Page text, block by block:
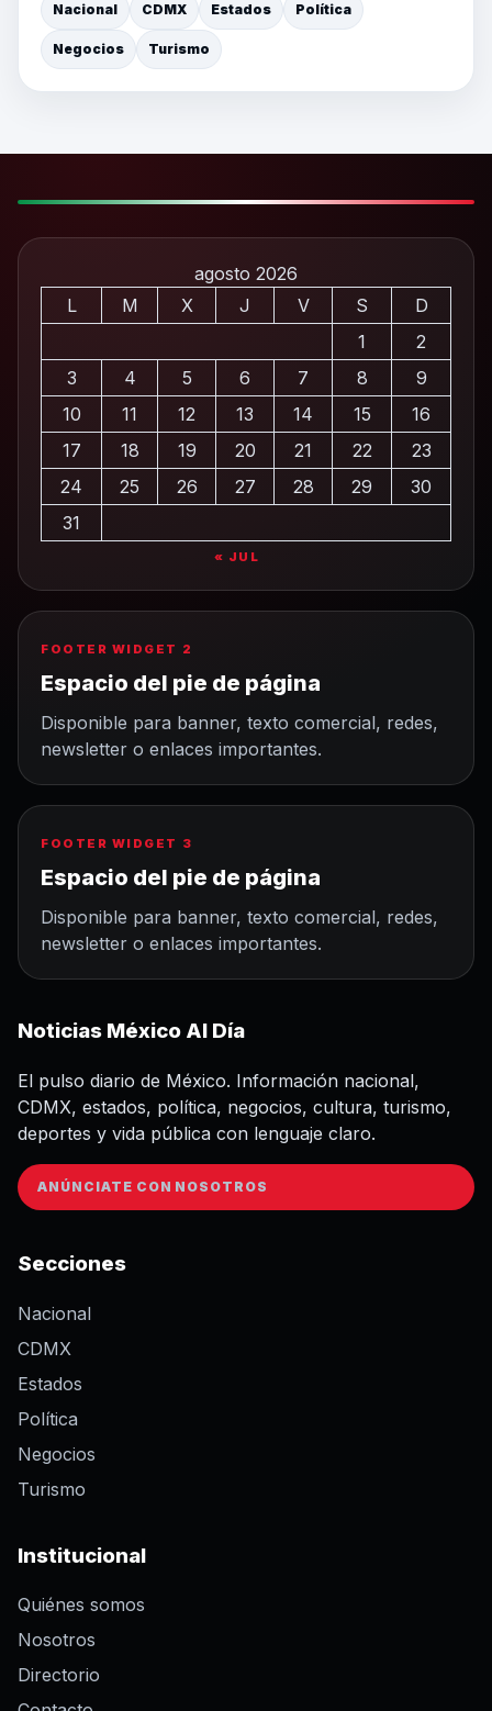
Nacional CDMX Estados Política
Negocios Turismo
agosto 2026
L
M X J V S
D
1
2
3
4 5 6 7 8
9
10
11 12 13 14 15
16
17
18 19 20 21 22
23
24
25 26 27 28 29
30
31
« JUL
FOOTER WIDGET 2
Espacio del pie de página
Disponible para banner, texto comercial, redes,
newsletter o enlaces importantes.
FOOTER WIDGET 3
Espacio del pie de página
Disponible para banner, texto comercial, redes,
newsletter o enlaces importantes.
Noticias México Al Día
El pulso diario de México. Información nacional,
CDMX, estados, política, negocios, cultura, turismo,
deportes y vida pública con lenguaje claro.
ANÚNCIATE CON NOSOTROS
Secciones
Nacional
CDMX
Estados
Política
Negocios
Turismo
Institucional
Quiénes somos
Nosotros
Directorio